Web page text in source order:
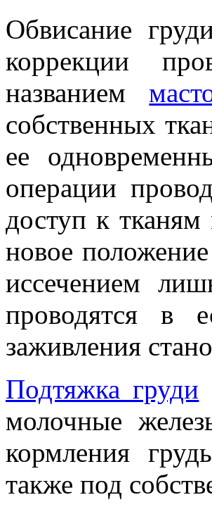
Обвисание
коррекции
названием
собственных
ее
операции
доступ к
новое
иссечением
проводятся в
заживления
Подтяжка груди
молочные
кормления
также под